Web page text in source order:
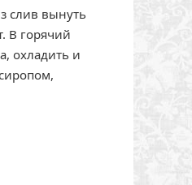
слив вынуть
В горячий
охладить и